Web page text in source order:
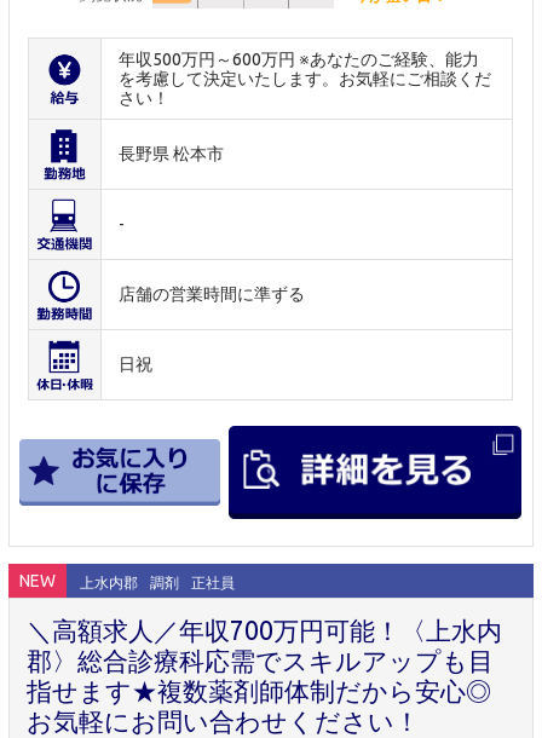
年収500万円～600万円 ※あなたのご経験、能力
を考慮して決定いたします。お気軽にご相談くだ
さい！
長野県 松本市
-
店舗の営業時間に準ずる
日祝
NEW 上水内郡 調剤 正社員
＼高額求人／年収700万円可能！〈上水内
郡〉総合診療科応需でスキルアップも目
指せます★複数薬剤師体制だから安心◎
お気軽にお問い合わせください！